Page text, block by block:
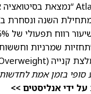
) “נמצאת
כאשר המניה ירדה ב־25%
סופי בזמן אמת
ידי אנליסטים >>